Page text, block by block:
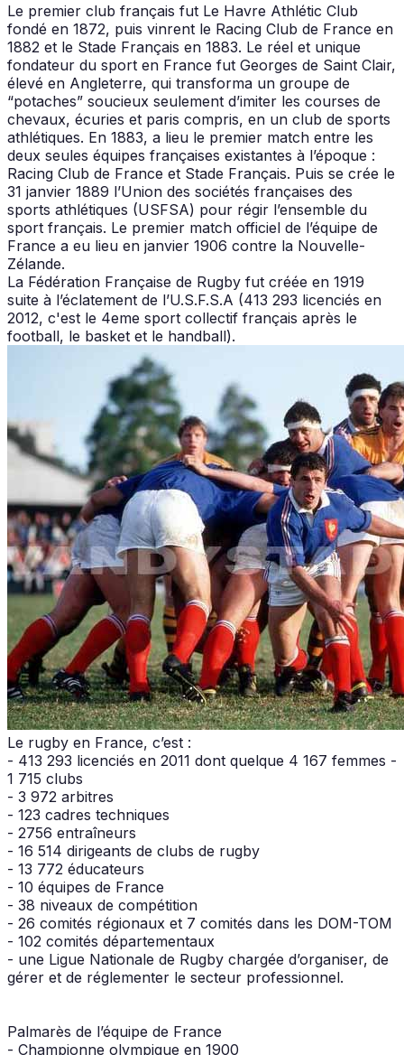
Le premier club français fut Le Havre Athlétic Club
fondé en 1872, puis vinrent le Racing Club de France en
1882 et le Stade Français en 1883. Le réel et unique
fondateur du sport en France fut Georges de Saint Clair,
élevé en Angleterre, qui transforma un groupe de
“potaches” soucieux seulement d’imiter les courses de
chevaux, écuries et paris compris, en un club de sports
athlétiques. En 1883, a lieu le premier match entre les
deux seules équipes françaises existantes à l’époque :
Racing Club de France et Stade Français. Puis se crée le
31 janvier 1889 l’Union des sociétés françaises des
sports athlétiques (USFSA) pour régir l’ensemble du
sport français. Le premier match officiel de l’équipe de
France a eu lieu en janvier 1906 contre la Nouvelle-
Zélande.
La Fédération Française de Rugby fut créée en 1919
suite à l’éclatement de l’U.S.F.S.A (413 293 licenciés en
2012, c'est le 4eme sport collectif français après le
football, le basket et le handball).
Le rugby en France, c’est :
- 413 293 licenciés en 2011 dont quelque 4 167 femmes -
1 715 clubs
- 3 972 arbitres
- 123 cadres techniques
- 2756 entraîneurs
- 16 514 dirigeants de clubs de rugby
- 13 772 éducateurs
- 10 équipes de France
- 38 niveaux de compétition
- 26 comités régionaux et 7 comités dans les DOM-TOM
- 102 comités départementaux
- une Ligue Nationale de Rugby chargée d’organiser, de
gérer et de réglementer le secteur professionnel.
Palmarès de l’équipe de France
- Championne olympique en 1900